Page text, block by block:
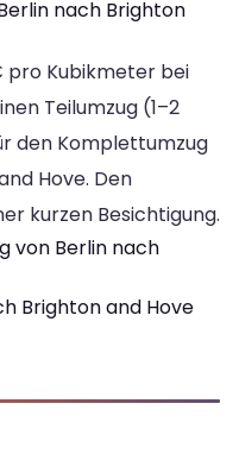
nach Brighton
pro Kubikmeter bei
Teilumzug (1–2
den Komplettumzug
Hove. Den
kurzen Besichtigung.
von Berlin nach
Brighton and Hove